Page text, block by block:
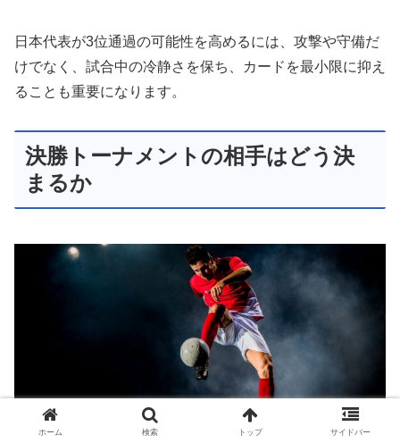
日本代表が3位通過の可能性を高めるには、攻撃や守備だ
けでなく、試合中の冷静さを保ち、カードを最小限に抑え
ることも重要になります。
決勝トーナメントの相手はどう決
まるか
ホーム 検索 トップ サイドバー